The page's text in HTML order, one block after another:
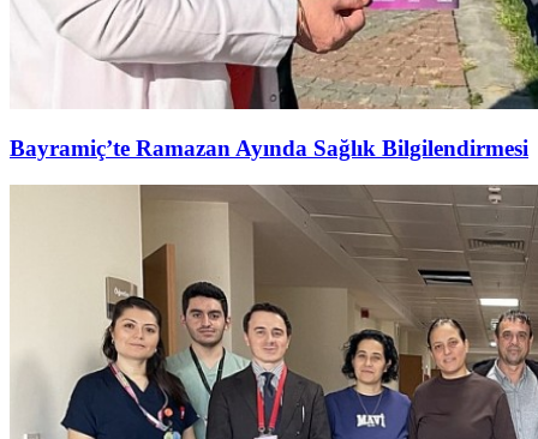
Bayramiç’te Ramazan Ayında Sağlık Bilgilendirmesi